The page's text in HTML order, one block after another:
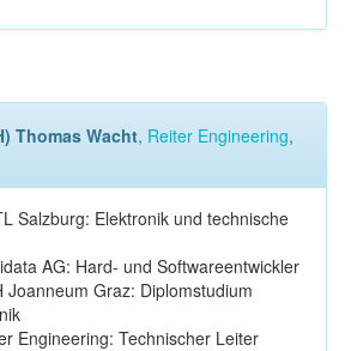
Thomas Wacht, Reiter Engineering,
Salzburg: Elektronik und technische
AG: Hard- und Softwareentwickler
Joanneum Graz: Diplomstudium
Engineering: Technischer Leiter